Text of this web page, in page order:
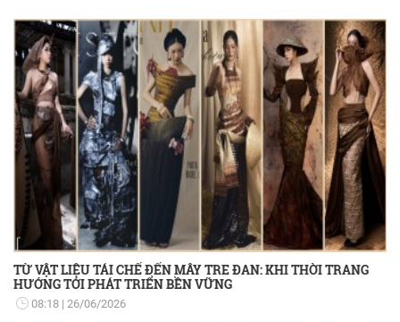
TỪ VẬT LIỆU TÁI CHẾ ĐẾN MÂY TRE ĐAN: KHI THỜI TRANG
HƯỚNG TỚI PHÁT TRIỂN BỀN VỮNG
08:18 26/06/2026